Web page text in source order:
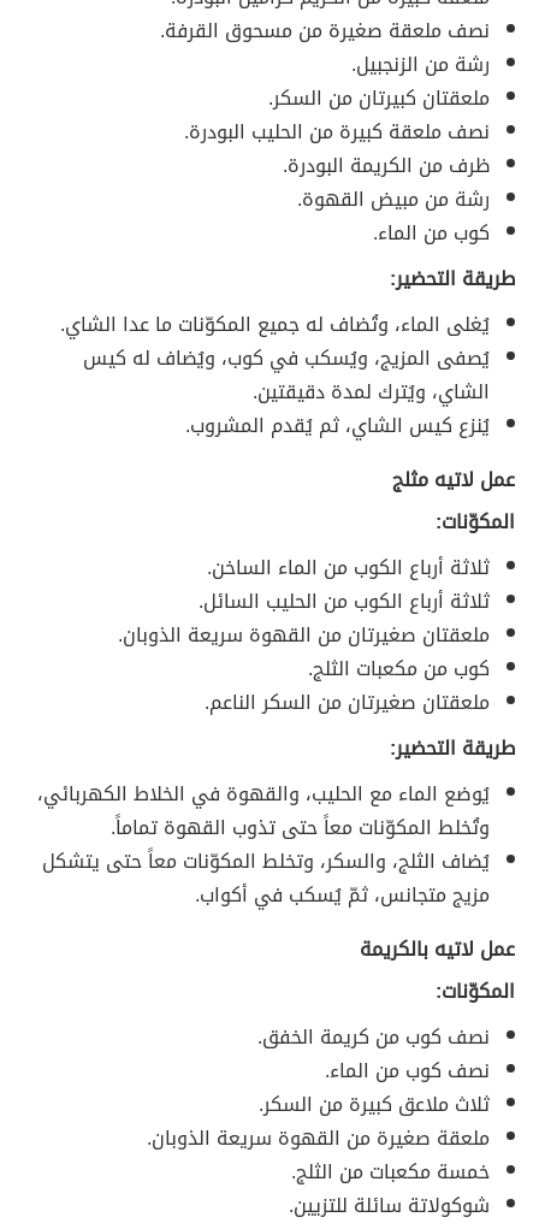
نصف ملعقة صغيرة من مسحوق القرفة.
رشة من الزنجبيل.
ملعقتان كبيرتان من السكر.
نصف ملعقة كبيرة من الحليب البودرة.
ظرف من الكريمة البودرة.
رشة من مبيض القهوة.
كوب من الماء.
طريقة التحضير:
يُغلى الماء، وتُضاف له جميع المكوّنات ما عدا الشاي.
يُصفى المزيج، ويُسكب في كوب، ويُضاف له كيس
الشاي، ويُترك لمدة دقيقتين.
يُنزع كيس الشاي، ثم يُقدم المشروب.
عمل لاتيه مثلج
المكوّنات:
ثلاثة أرباع الكوب من الماء الساخن.
ثلاثة أرباع الكوب من الحليب السائل.
ملعقتان صغيرتان من القهوة سريعة الذوبان.
كوب من مكعبات الثلج.
ملعقتان صغيرتان من السكر الناعم.
طريقة التحضير:
يُوضع الماء مع الحليب، والقهوة في الخلاط الكهربائي،
وتُخلط المكوّنات معاً حتى تذوب القهوة تماماً.
يُضاف الثلج، والسكر، وتخلط المكوّنات معاً حتى يتشكل
مزيج متجانس، ثمّ يُسكب في أكواب.
عمل لاتيه بالكريمة
المكوّنات:
نصف كوب من كريمة الخفق.
نصف كوب من الماء.
ثلاث ملاعق كبيرة من السكر.
ملعقة صغيرة من القهوة سريعة الذوبان.
خمسة مكعبات من الثلج.
شوكولاتة سائلة للتزيين.